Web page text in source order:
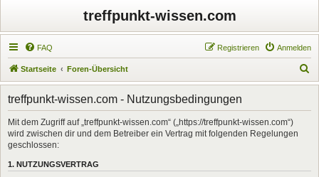
treffpunkt-wissen.com
FAQ Anmelden
Registrieren
Startseite Foren-Übersicht
u
treffpunkt-wissen.com - Nutzungsbedingungen
Mit dem Zugriff auf „treffpunkt-wissen.com“ („https://treffpunkt-wissen.com“)
wird zwischen dir und dem Betreiber ein Vertrag mit folgenden Regelungen
geschlossen:
1. NUTZUNGSVERTRAG